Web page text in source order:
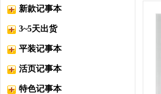
新款记事本
3~5天出货
平装记事本
活页记事本
特色记事本